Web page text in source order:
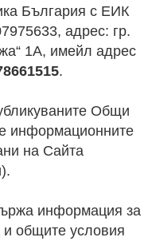
България с ЕИК
адрес: гр.
1А, имейл адрес
.
Общи
информационните
на Сайта
информация за
и общите условия